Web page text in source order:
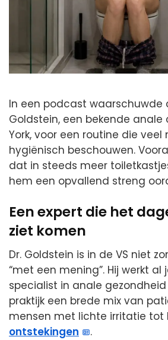
In een podcast waarschuwde
Goldstein, een bekende anale
York, voor een routine die
hygiënisch beschouwen.
dat in steeds meer
hem een opvallend streng
Een expert die het
ziet komen
Dr. Goldstein is in de VS niet
“met een mening”. Hij werkt al
specialist in anale gezondheid
praktijk een brede mix van
mensen met lichte irritatie tot
ontstekingen
.